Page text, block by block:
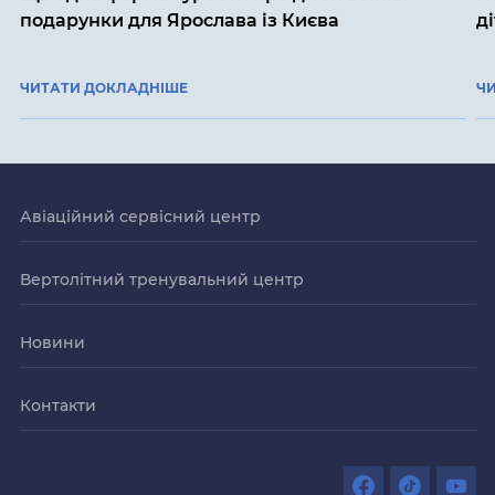
подарунки для Ярослава із Києва
ЧИТАТИ ДОКЛАДНІШЕ
Авіаційний сервісний центр
Вертолітний тренувальний центр
Новини
Контакти